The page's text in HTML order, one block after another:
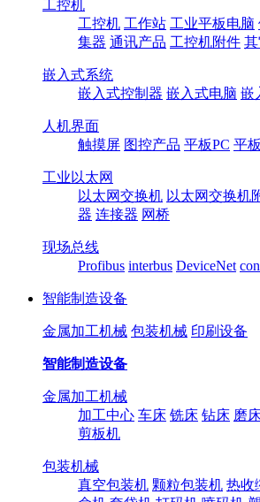
工控机
工控机 工作站 工业平板电脑
集器 通讯产品 工控机附件
嵌入式系统
嵌入式控制器 嵌入式电脑 嵌
人机界面
触摸屏 图控产品 平板PC 平
工业以太网
以太网交换机 以太网交换机
器 连接器 网桥
现场总线
Profibus interbus DeviceNet
智能制造设备
金属加工机械 包装机械 印刷设备
智能制造设备
金属加工机械
加工中心 车床 铣床 钻床 磨
剪板机
包装机械
真空包装机 颗粒包装机 热收